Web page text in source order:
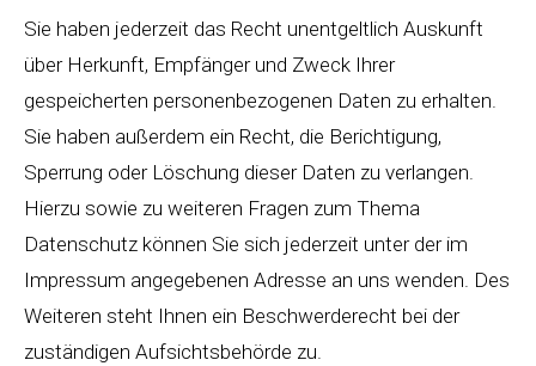
Sie haben jederzeit das Recht unentgeltlich Auskunft
über Herkunft, Empfänger und Zweck Ihrer
gespeicherten personenbezogenen Daten zu erhalten.
Sie haben außerdem ein Recht, die Berichtigung,
Sperrung oder Löschung dieser Daten zu verlangen.
Hierzu sowie zu weiteren Fragen zum Thema
Datenschutz können Sie sich jederzeit unter der im
Impressum angegebenen Adresse an uns wenden. Des
Weiteren steht Ihnen ein Beschwerderecht bei der
zuständigen Aufsichtsbehörde zu.